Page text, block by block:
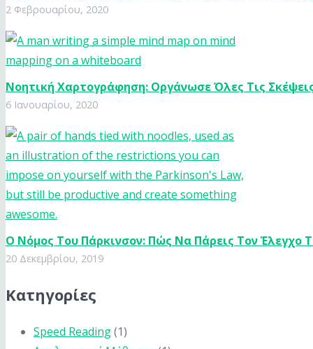
2 Φεβρουαρίου, 2020
Νοητική Χαρτογράφηση: Οργάνωσε Όλες Τις
6 Ιανουαρίου, 2020
Ο Nόμος Του Πάρκινσον: Πώς Να Πάρεις Τον Έλεγχο
20 Δεκεμβρίου, 2019
Κατηγορίες
Speed Reading(1)